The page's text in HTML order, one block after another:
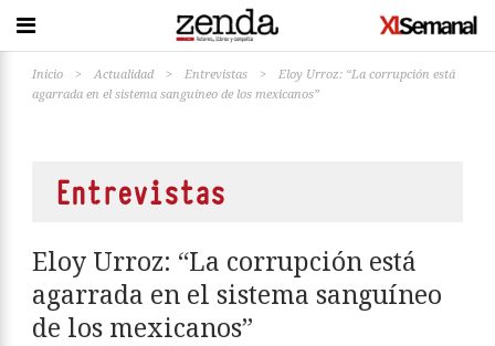
Inicio > Actualidad > Entrevistas >
Eloy Urroz: “La corrupción está
agarrada en el sistema sanguíneo de los mexicanos”
Entrevistas
Eloy Urroz: “La corrupción está
agarrada en el sistema sanguíneo
de los mexicanos”